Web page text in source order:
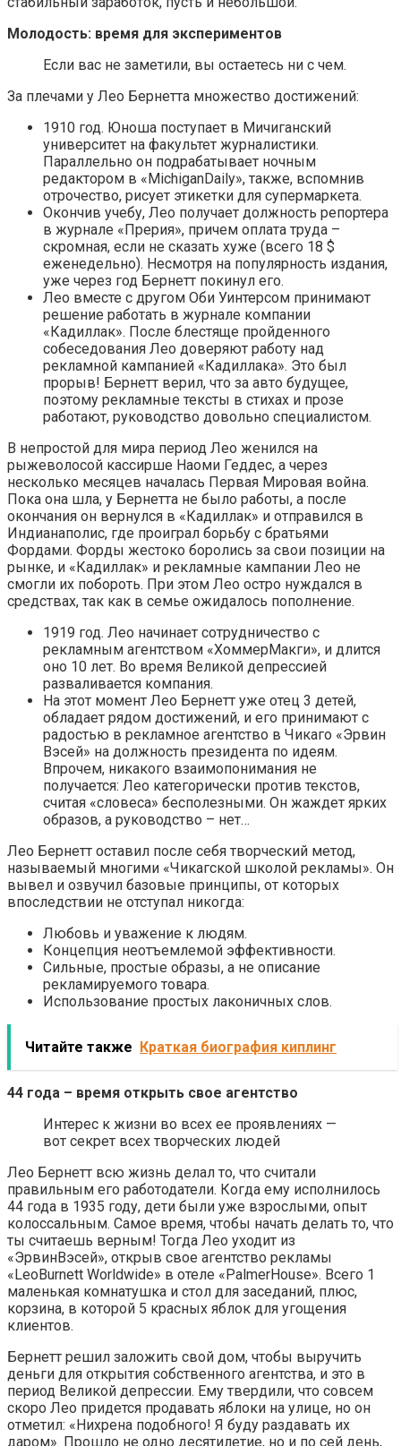
Молодость: время для экспериментов
Если вас не заметили, вы остаетесь ни с чем.
За плечами у Лео Бернетта множество достижений:
1910 год. Юноша поступает в Мичиганский
университет на факультет журналистики.
Параллельно он подрабатывает ночным
редактором в «MichiganDaily», также, вспомнив
отрочество, рисует этикетки для супермаркета.
Окончив учебу, Лео получает должность репортера
в журнале «Прерия», причем оплата труда –
скромная, если не сказать хуже (всего 18 $
еженедельно). Несмотря на популярность издания,
уже через год Бернетт покинул его.
Лео вместе с другом Оби Уинтерсом принимают
решение работать в журнале компании
«Кадиллак». После блестяще пройденного
собеседования Лео доверяют работу над
рекламной кампанией «Кадиллака». Это был
прорыв! Бернетт верил, что за авто будущее,
поэтому рекламные тексты в стихах и прозе
работают, руководство довольно специалистом.
В непростой для мира период Лео женился на
рыжеволосой кассирше Наоми Геддес, а через
несколько месяцев началась Первая Мировая война.
Пока она шла, у Бернетта не было работы, а после
окончания он вернулся в «Кадиллак» и отправился в
Индианаполис, где проиграл борьбу с братьями
Фордами. Форды жестоко боролись за свои позиции на
рынке, и «Кадиллак» и рекламные кампании Лео не
смогли их побороть. При этом Лео остро нуждался в
средствах, так как в семье ожидалось пополнение.
1919 год. Лео начинает сотрудничество с
рекламным агентством «ХоммерМакги», и длится
оно 10 лет. Во время Великой депрессией
разваливается компания.
На этот момент Лео Бернетт уже отец 3 детей,
обладает рядом достижений, и его принимают с
радостью в рекламное агентство в Чикаго «Эрвин
Вэсей» на должность президента по идеям.
Впрочем, никакого взаимопонимания не
получается: Лео категорически против текстов,
считая «словеса» бесполезными. Он жаждет ярких
образов, а руководство – нет…
Лео Бернетт оставил после себя творческий метод,
называемый многими «Чикагской школой рекламы». Он
вывел и озвучил базовые принципы, от которых
впоследствии не отступал никогда:
Любовь и уважение к людям.
Концепция неотъемлемой эффективности.
Сильные, простые образы, а не описание
рекламируемого товара.
Использование простых лаконичных слов.
Читайте также Краткая биография киплинг
44 года – время открыть свое агентство
Интерес к жизни во всех ее проявлениях —
вот секрет всех творческих людей
Лео Бернетт всю жизнь делал то, что считали
правильным его работодатели. Когда ему исполнилось
44 года в 1935 году, дети были уже взрослыми, опыт
колоссальным. Самое время, чтобы начать делать то, что
ты считаешь верным! Тогда Лео уходит из
«ЭрвинВэсей», открыв свое агентство рекламы
«LeoBurnett Worldwide» в отеле «PalmerHouse». Всего 1
маленькая комнатушка и стол для заседаний, плюс,
корзина, в которой 5 красных яблок для угощения
клиентов.
Бернетт решил заложить свой дом, чтобы выручить
деньги для открытия собственного агентства, и это в
период Великой депрессии. Ему твердили, что совсем
скоро Лео придется продавать яблоки на улице, но он
отметил: «Нихрена подобного! Я буду раздавать их
даром». Прошло не одно десятилетие, но и по сей день,